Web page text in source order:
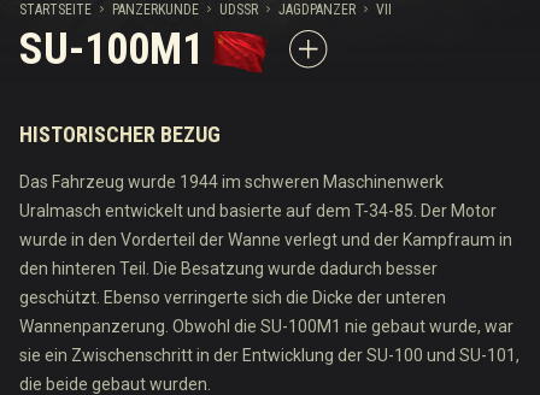
STARTSEITE PANZERKUNDE UDSSR JAGDPANZER VII
SU-100M1
HISTORISCHER BEZUG
Das Fahrzeug wurde 1944 im schweren Maschinenwerk
Uralmasch entwickelt und basierte auf dem T-34-85. Der Motor
wurde in den Vorderteil der Wanne verlegt und der Kampfraum in
den hinteren Teil. Die Besatzung wurde dadurch besser
geschützt. Ebenso verringerte sich die Dicke der unteren
Wannenpanzerung. Obwohl die SU-100M1 nie gebaut wurde, war
sie ein Zwischenschritt in der Entwicklung der SU-100 und SU-101,
die beide gebaut wurden.